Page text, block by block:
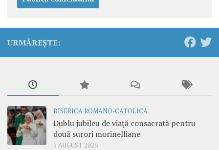
URMĂREȘTE:
BISERICA ROMANO-CATOLICĂ
Dublu jubileu de viață consacrată pentru
două surori morinelliane
5 AUGUST 2026